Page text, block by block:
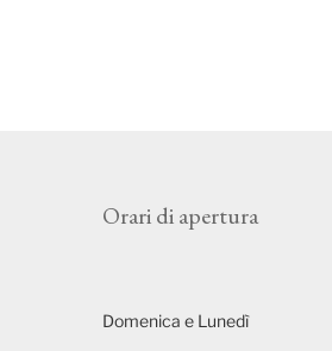
Orari di apertura
Domenica e Lunedì